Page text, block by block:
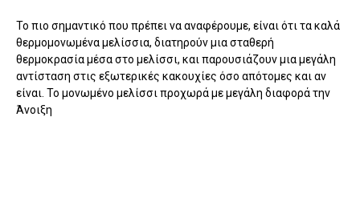
Το πιο σημαντικό που πρέπει να αναφέρουμε, είναι ότι τα καλά
θερμομονωμένα μελίσσια, διατηρούν μια σταθερή
θερμοκρασία μέσα στο μελίσσι, και παρουσιάζουν μια μεγάλη
αντίσταση στις εξωτερικές κακουχίες όσο απότομες και αν
είναι. Το μονωμένο μελίσσι προχωρά με μεγάλη διαφορά την
Άνοιξη